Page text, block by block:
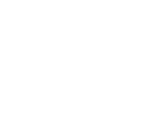
влияют на его развитие, и помочь
и их взаимосвязей.
систем. Получил второе
Анализа.
психологов и социальных